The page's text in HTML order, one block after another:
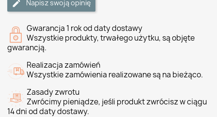
Napisz swoją opinię
Gwarancja 1 rok od daty dostawy
Wszystkie produkty, trwałego użytku, są objęte
gwarancją.
Realizacja zamówień
Wszystkie zamówienia realizowane są na bieżąco.
Zasady zwrotu
Zwrócimy pieniądze, jeśli produkt zwrócisz w ciągu
14 dni od daty dostawy.